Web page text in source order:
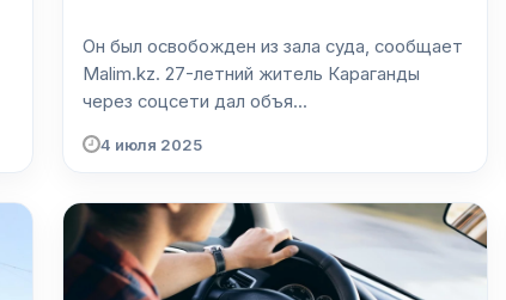
Он был освобожден из зала суда, сообщает
Malim.kz. 27-летний житель Караганды
через соцсети дал объя...
4 июля 2025